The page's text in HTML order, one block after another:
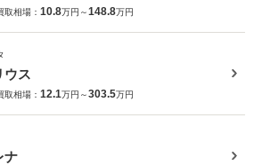
取相場： 10.8万円～148.8万円
ウス
取相場： 12.1万円～303.5万円
ナ